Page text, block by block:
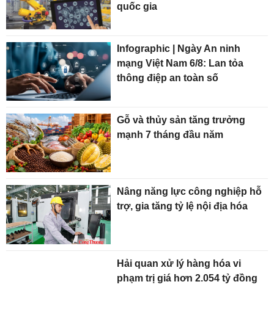
quốc gia
Infographic | Ngày An ninh
mạng Việt Nam 6/8: Lan tỏa
thông điệp an toàn số
Gỗ và thủy sản tăng trưởng
mạnh 7 tháng đầu năm
Nâng năng lực công nghiệp hỗ
trợ, gia tăng tỷ lệ nội địa hóa
Hải quan xử lý hàng hóa vi
phạm trị giá hơn 2.054 tỷ đồng